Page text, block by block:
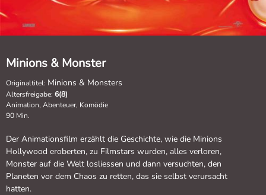
Minions & Monster
Originaltitel: Minions & Monsters
Altersfreigabe: 6(8)
Animation, Abenteuer, Komödie
90 Min.
Der Animationsfilm erzählt die Geschichte, wie die Minions
Hollywood eroberten, zu Filmstars wurden, alles verloren,
Monster auf die Welt losliessen und dann versuchten, den
Planeten vor dem Chaos zu retten, das sie selbst verursacht
hatten.